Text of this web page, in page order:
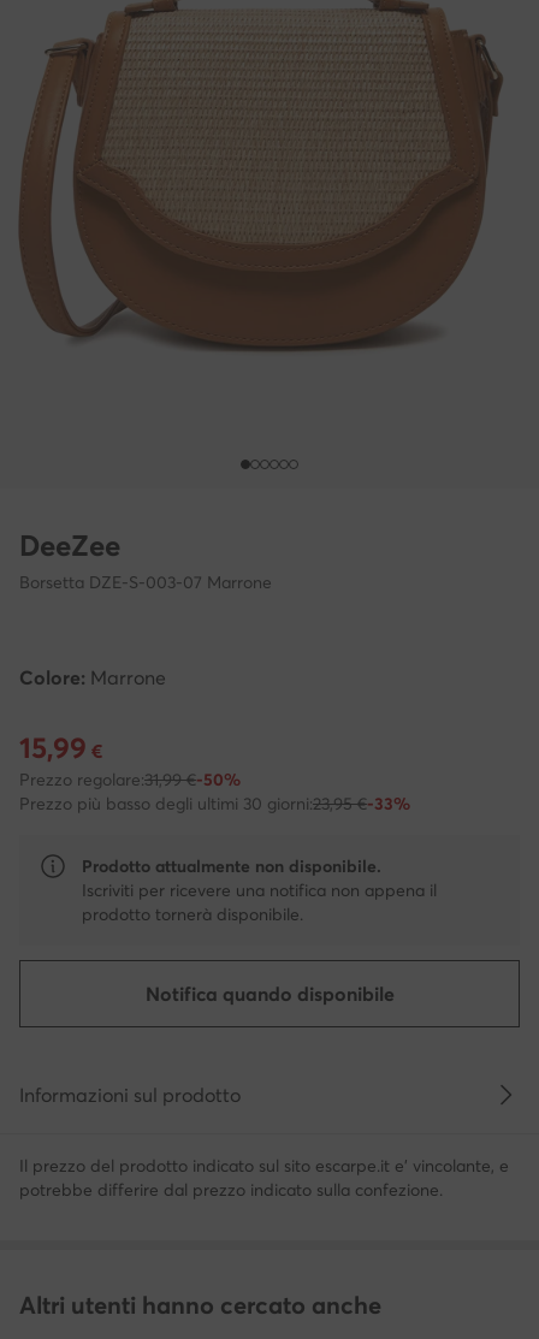
DeeZee
Borsetta DZE-S-003-07 Marrone
Colore: Marrone
Prezzo attuale 15,99 €
15,99 €
Prezzo regolare:31,99 €-50%
Prezzo più basso degli ultimi 30 giorni:23,95 €-33%
Prodotto attualmente non disponibile.
Iscriviti per ricevere una notifica non appena il
prodotto tornerà disponibile.
Notifica quando disponibile
Informazioni sul prodotto
Il prezzo del prodotto indicato sul sito escarpe.it e' vincolante, e
potrebbe differire dal prezzo indicato sulla confezione.
Altri utenti hanno cercato anche